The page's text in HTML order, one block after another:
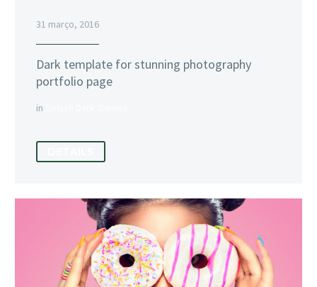
31 março, 2016
Dark template for stunning photography
portfolio page
in